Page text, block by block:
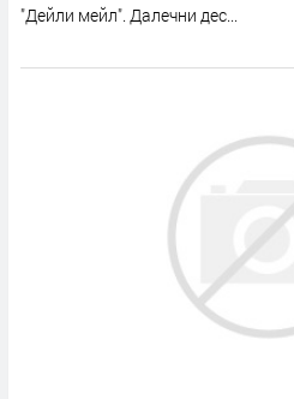
"Дейли мейл". Далечни дес...